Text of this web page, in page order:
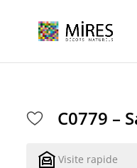
C0779 –
Visite rapide